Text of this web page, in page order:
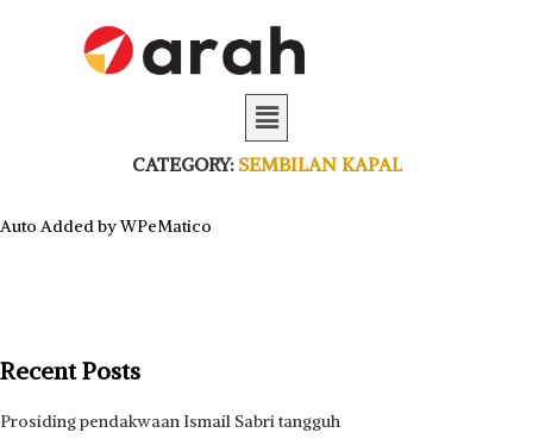
CATEGORY: SEMBILAN KAPAL
Auto Added by WPeMatico
Recent Posts
Prosiding pendakwaan Ismail Sabri tangguh